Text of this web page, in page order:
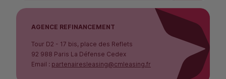
AGENCE REFINANCEMENT
Tour D2 - 17 bis, place des Reflets
92 988 Paris La Défense Cedex
Email : partenairesleasing@cmleasing.fr